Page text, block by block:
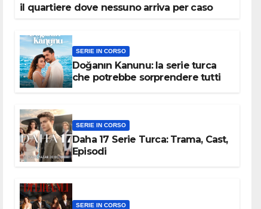
il quartiere dove nessuno arriva per caso
SERIE IN CORSO
Doğanın Kanunu: la serie turca
che potrebbe sorprendere tutti
SERIE IN CORSO
Daha 17 Serie Turca: Trama, Cast,
Episodi
SERIE IN CORSO